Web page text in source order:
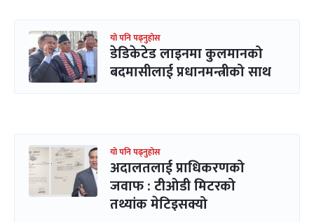
यो पनि पढ्नुहोस
डेडिकेटेड लाइनमा कुलमानको
बदमासीलाई प्रधानमन्त्रीको साथ
यो पनि पढ्नुहोस
अदालतलाई प्राधिकरणको
जवाफ : टीओडी मिटरको
तथ्यांक मेटिइसक्यो